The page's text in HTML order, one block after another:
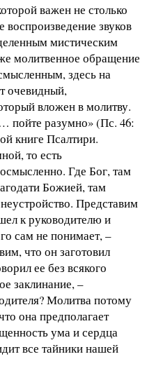
важен не столько
звуков
мистическим
молитвенное обращение
здесь на
очевидный,
вложен в молитву.
пойте разумно» (Пс. 46:
книге Псалтири.
то есть
Где Бог, там
Божией, там
Представим
к руководителю и
сам не понимает, –
что он заготовил
ее без всякого
заклинание, –
Молитва потому
она предполагает
ума и сердца
все тайники нашей